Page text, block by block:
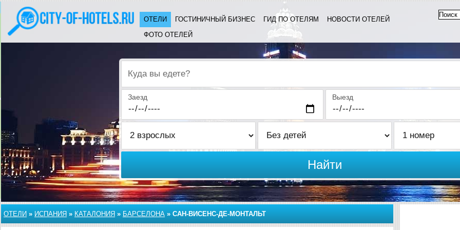
ОТЕЛИ ГОСТИНИЧНЫЙ БИЗНЕС ГИД ПО ОТЕЛЯМ
НОВОСТИ ОТЕЛЕЙ
ФОТО ОТЕЛЕЙ
Куда вы едете?
Заезд Выезд
Найти
ОТЕЛИ » ИСПАНИЯ » КАТАЛОНИЯ » БАРСЕЛОНА » САН-ВИСЕНС-ДЕ-МОНТАЛЬТ